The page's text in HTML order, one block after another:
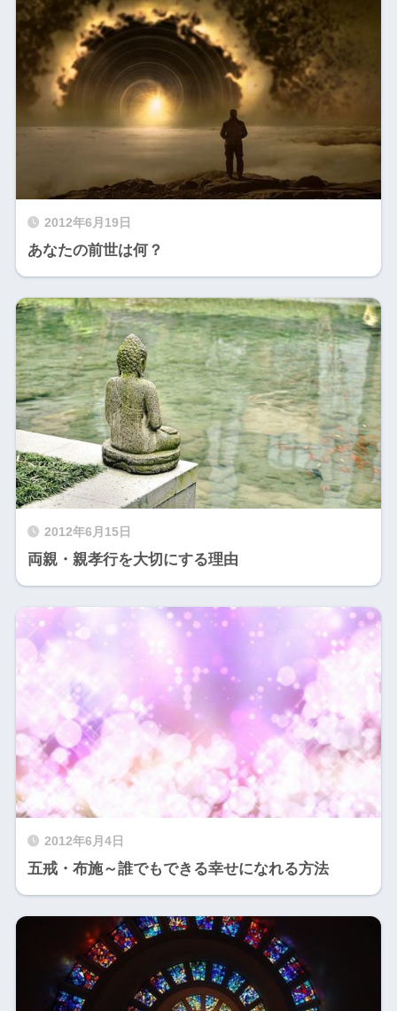
2012年6月19日
あなたの前世は何？
2012年6月15日
両親・親孝行を大切にする理由
2012年6月4日
五戒・布施～誰でもできる幸せになれる方法